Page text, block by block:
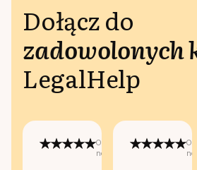
Dołącz do
zadowolonych
LegalHelp
Opublikowano
na:
na: